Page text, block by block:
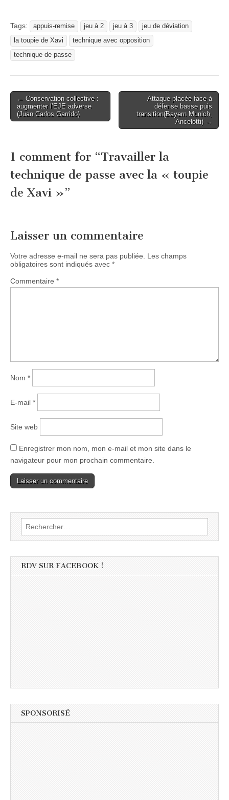
Tags: appuis-remise jeu à 2 jeu à 3
jeu de déviation
la toupie de Xavi
technique avec opposition
technique de passe
Post
navigation
← Conservation collective :
augmenter l’EJE adverse
(Juan Carlos Garrido)
Attaque placée face à
défense basse puis
transition(Bayern Munich,
Ancelotti) →
1 comment for “Travailler la
technique de passe avec la « toupie
de Xavi »”
Laisser un commentaire
Votre adresse e-mail ne sera pas publiée.
Les champs
obligatoires sont indiqués avec *
Commentaire *
Nom *
E-mail *
Site web
Enregistrer mon nom, mon e-mail et mon site dans le
navigateur pour mon prochain commentaire.
Rechercher :
RDV SUR FACEBOOK !
SPONSORISÉ